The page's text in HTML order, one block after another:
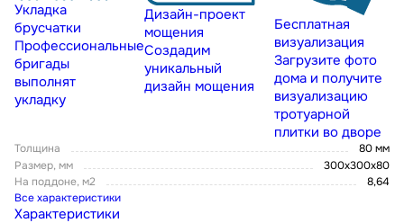
Укладка
брусчатки
Профессиональные
бригады
выполнят
укладку
Дизайн-проект
мощения
Создадим
уникальный
дизайн мощения
Бесплатная
визуализация
Загрузите фото
дома и получите
визуализацию
тротуарной
плитки во дворе
Толщина
80 мм
Размер, мм
300х300х80
На поддоне, м2
8,64
Все характеристики
Характеристики